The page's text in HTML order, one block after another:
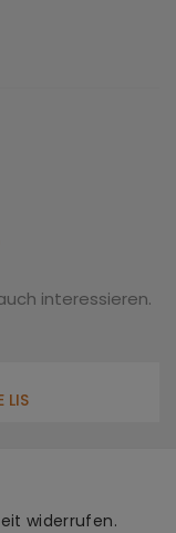
interessieren.
LIS
widerrufen.